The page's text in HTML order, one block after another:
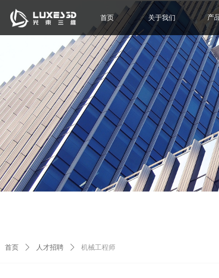
首页 关于我们 产
首页 ꄲ 人才招聘 ꄲ 机械工程师